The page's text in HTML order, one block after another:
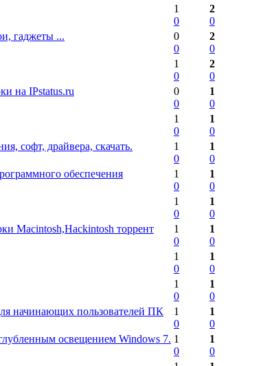
1
0
2
0
гаджеты ...
0
0
2
0
1
0
2
0
на IPstatus.ru
0
0
1
0
1
0
1
0
софт, драйвера, скачать.
1
0
1
0
обеспечения
1
0
1
0
1
0
1
0
Macintosh,Hackintosh торрент
1
0
1
0
1
0
1
0
1
0
1
0
начинающих пользователей ПК
1
0
1
0
освещением Windows 7. 1
0
1
0